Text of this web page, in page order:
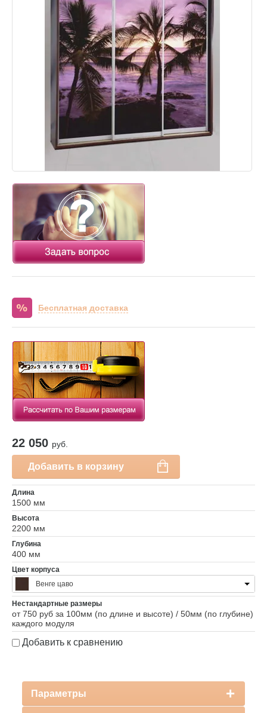
Бесплатная доставка
22 050 руб.
Добавить в корзину
Длина
1500 мм
Высота
2200 мм
Глубина
400 мм
Цвет корпуса
Венге цаво
Нестандартные размеры
от 750 руб за 100мм (по длине и высоте) / 50мм (по глубине)
каждого модуля
Добавить к сравнению
Параметры